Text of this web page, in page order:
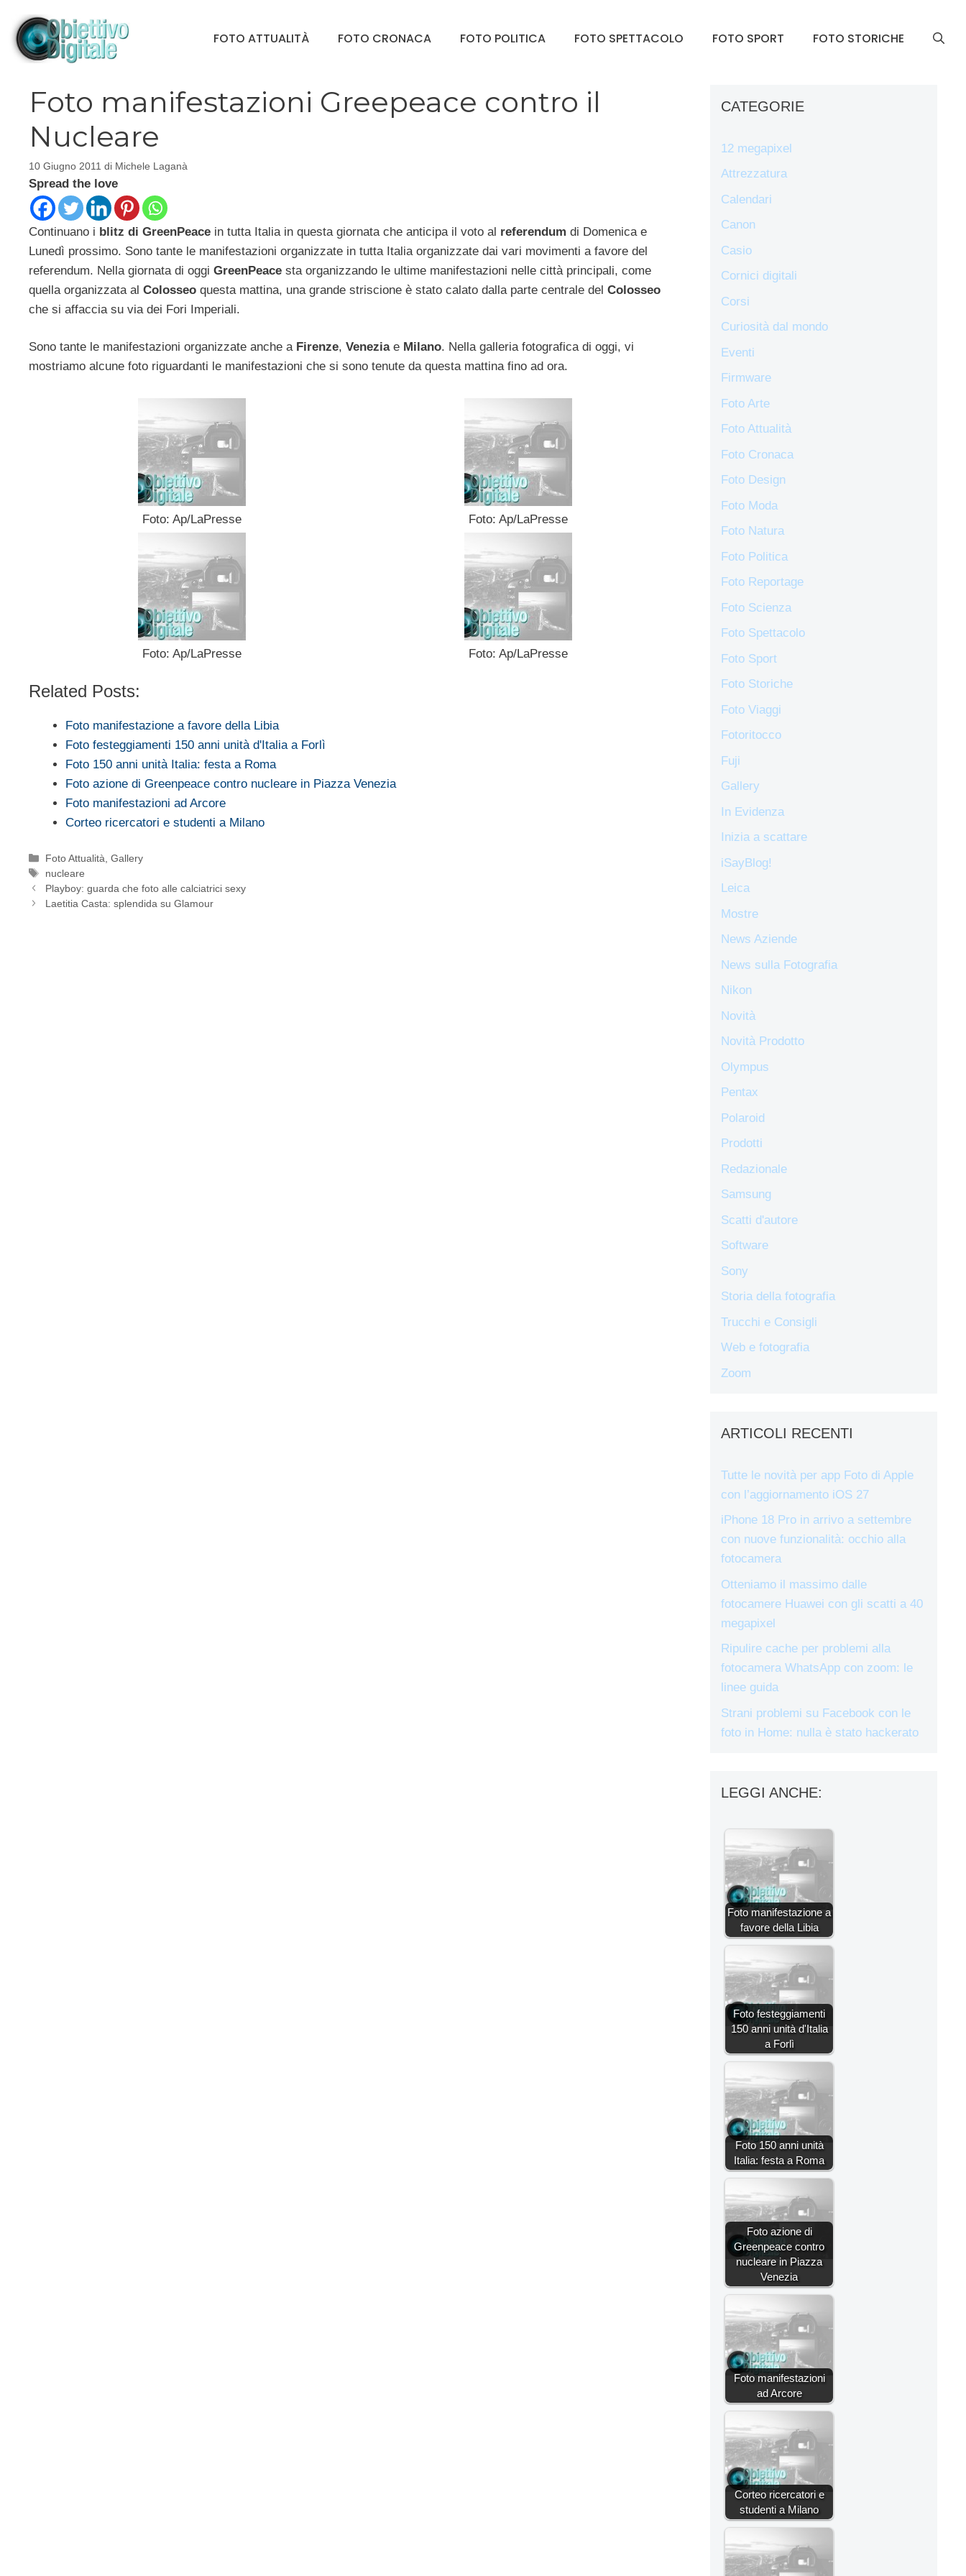
contenuto
FOTO ATTUALITÀ FOTO CRONACA FOTO POLITICA FOTO SPETTACOLO FOTO SPORT FOTO STORICHE
Foto manifestazioni Greepeace contro il
Nucleare
10 Giugno 2011 di Michele Laganà
Spread the love
Continuano i blitz di GreenPeace in tutta Italia in questa giornata che anticipa il voto al referendum di Domenica e
Lunedì prossimo. Sono tante le manifestazioni organizzate in tutta Italia organizzate dai vari movimenti a favore del
referendum. Nella giornata di oggi GreenPeace sta organizzando le ultime manifestazioni nelle città principali, come
quella organizzata al Colosseo questa mattina, una grande striscione è stato calato dalla parte centrale del Colosseo
che si affaccia su via dei Fori Imperiali.
Sono tante le manifestazioni organizzate anche a Firenze, Venezia e Milano. Nella galleria fotografica di oggi, vi
mostriamo alcune foto riguardanti le manifestazioni che si sono tenute da questa mattina fino ad ora.
Foto: Ap/LaPresse Foto: Ap/LaPresse
Foto: Ap/LaPresse Foto: Ap/LaPresse
Related Posts:
Foto manifestazione a favore della Libia
Foto festeggiamenti 150 anni unità d'Italia a Forlì
Foto 150 anni unità Italia: festa a Roma
Foto azione di Greenpeace contro nucleare in Piazza Venezia
Foto manifestazioni ad Arcore
Corteo ricercatori e studenti a Milano
Categorie
Foto Attualità ,Gallery
Tag
nucleare
Playboy: guarda che foto alle calciatrici sexy
Laetitia Casta: splendida su Glamour
CATEGORIE
12 megapixel
Attrezzatura
Calendari
Canon
Casio
Cornici digitali
Corsi
Curiosità dal mondo
Eventi
Firmware
Foto Arte
Foto Attualità
Foto Cronaca
Foto Design
Foto Moda
Foto Natura
Foto Politica
Foto Reportage
Foto Scienza
Foto Spettacolo
Foto Sport
Foto Storiche
Foto Viaggi
Fotoritocco
Fuji
Gallery
In Evidenza
Inizia a scattare
iSayBlog!
Leica
Mostre
News Aziende
News sulla Fotografia
Nikon
Novità
Novità Prodotto
Olympus
Pentax
Polaroid
Prodotti
Redazionale
Samsung
Scatti d'autore
Software
Sony
Storia della fotografia
Trucchi e Consigli
Web e fotografia
Zoom
ARTICOLI RECENTI
Tutte le novità per app Foto di Apple
con l’aggiornamento iOS 27
iPhone 18 Pro in arrivo a settembre
con nuove funzionalità: occhio alla
fotocamera
Otteniamo il massimo dalle
fotocamere Huawei con gli scatti a 40
megapixel
Ripulire cache per problemi alla
fotocamera WhatsApp con zoom: le
linee guida
Strani problemi su Facebook con le
foto in Home: nulla è stato hackerato
LEGGI ANCHE:
Foto manifestazione a
favore della Libia
Foto festeggiamenti
150 anni unità d'Italia
a Forlì
Foto 150 anni unità
Italia: festa a Roma
Foto azione di
Greenpeace contro
nucleare in Piazza
Venezia
Foto manifestazioni
ad Arcore
Corteo ricercatori e
studenti a Milano